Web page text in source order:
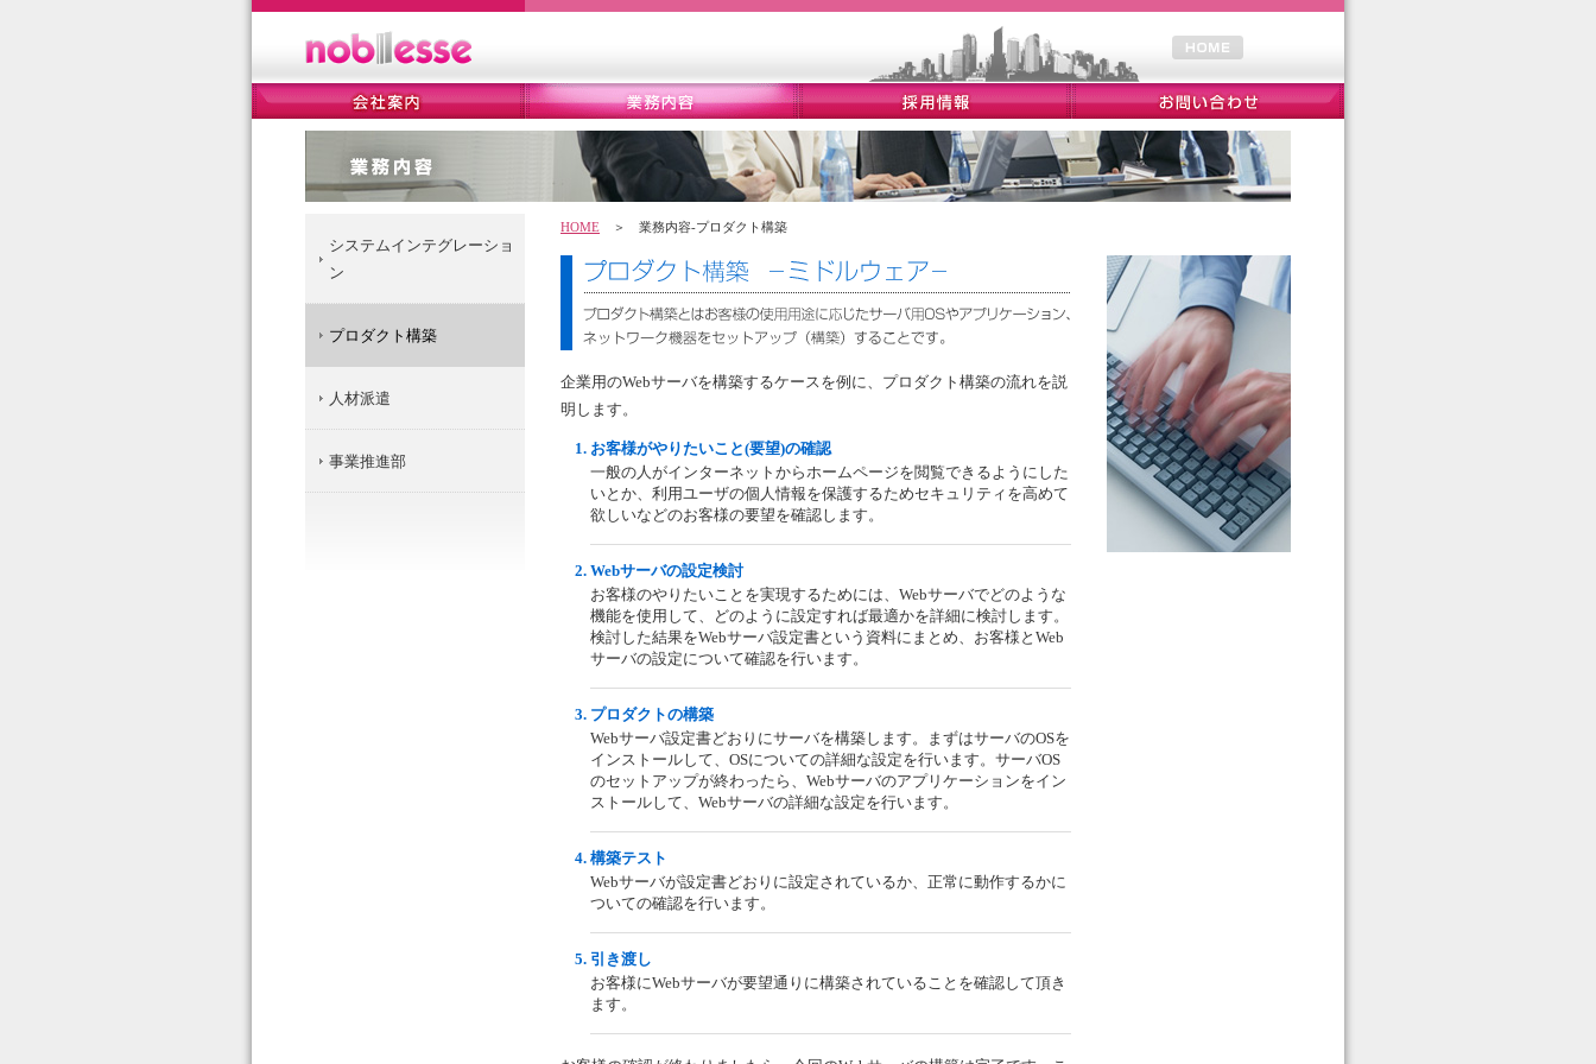
HOME ＞ 業務内容-プロダクト構築
企業用のWebサーバを構築するケースを例に、プロダクト構築の流れを説
明します。
お客様がやりたいこと(要望)の確認
一般の人がインターネットからホームページを閲覧できるようにした
いとか、利用ユーザの個人情報を保護するためセキュリティを高めて
欲しいなどのお客様の要望を確認します。
Webサーバの設定検討
お客様のやりたいことを実現するためには、Webサーバでどのような
機能を使用して、どのように設定すれば最適かを詳細に検討します。
検討した結果をWebサーバ設定書という資料にまとめ、お客様とWeb
サーバの設定について確認を行います。
プロダクトの構築
Webサーバ設定書どおりにサーバを構築します。まずはサーバのOSを
インストールして、OSについての詳細な設定を行います。サーバOS
のセットアップが終わったら、Webサーバのアプリケーションをイン
ストールして、Webサーバの詳細な設定を行います。
構築テスト
Webサーバが設定書どおりに設定されているか、正常に動作するかに
ついての確認を行います。
引き渡し
お客様にWebサーバが要望通りに構築されていることを確認して頂き
ます。
システムインテグレーショ
ン
プロダクト構築
人材派遣
事業推進部